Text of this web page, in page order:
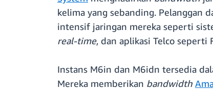
kelima yang sebanding. Pelanggan
intensif jaringan mereka seperti
real-time, dan aplikasi Telco seperti
Instans M6in dan M6idn tersedia
Mereka memberikan bandwidth